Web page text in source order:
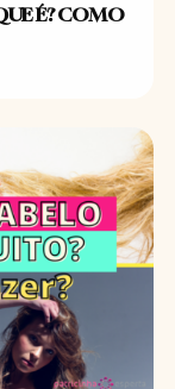
É? COMO